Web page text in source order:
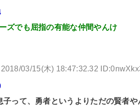
ズでも屈指の有能な仲間やんけ
2018/03/15(木) 18:47:32.32
子って、勇者というよりただの賢者や